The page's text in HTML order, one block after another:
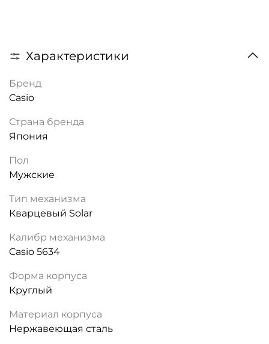
Характеристики
Бренд
Casio
Страна бренда
Япония
Пол
Мужские
Тип механизма
Кварцевый Solar
Калибр механизма
Casio 5634
Форма корпуса
Круглый
Материал корпуса
Нержавеющая сталь